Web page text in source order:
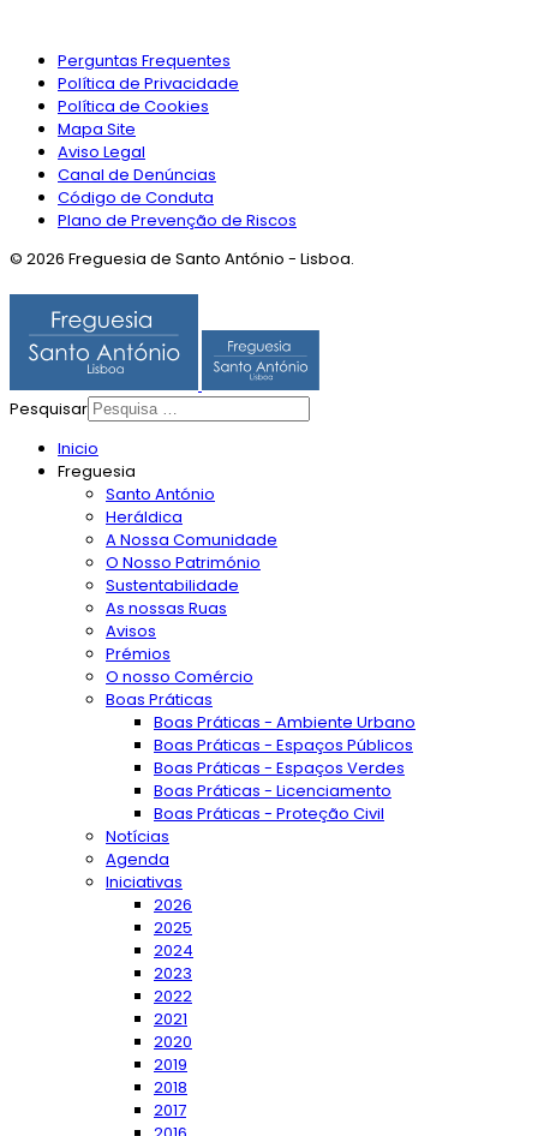
Perguntas Frequentes
Política de Privacidade
Política de Cookies
Mapa Site
Aviso Legal
Canal de Denúncias
Código de Conduta
Plano de Prevenção de Riscos
© 2026 Freguesia de Santo António - Lisboa.
Pesquisar
Inicio
Freguesia
Santo António
Heráldica
A Nossa Comunidade
O Nosso Património
Sustentabilidade
As nossas Ruas
Avisos
Prémios
O nosso Comércio
Boas Práticas
Boas Práticas - Ambiente Urbano
Boas Práticas - Espaços Públicos
Boas Práticas - Espaços Verdes
Boas Práticas - Licenciamento
Boas Práticas - Proteção Civil
Notícias
Agenda
Iniciativas
2026
2025
2024
2023
2022
2021
2020
2019
2018
2017